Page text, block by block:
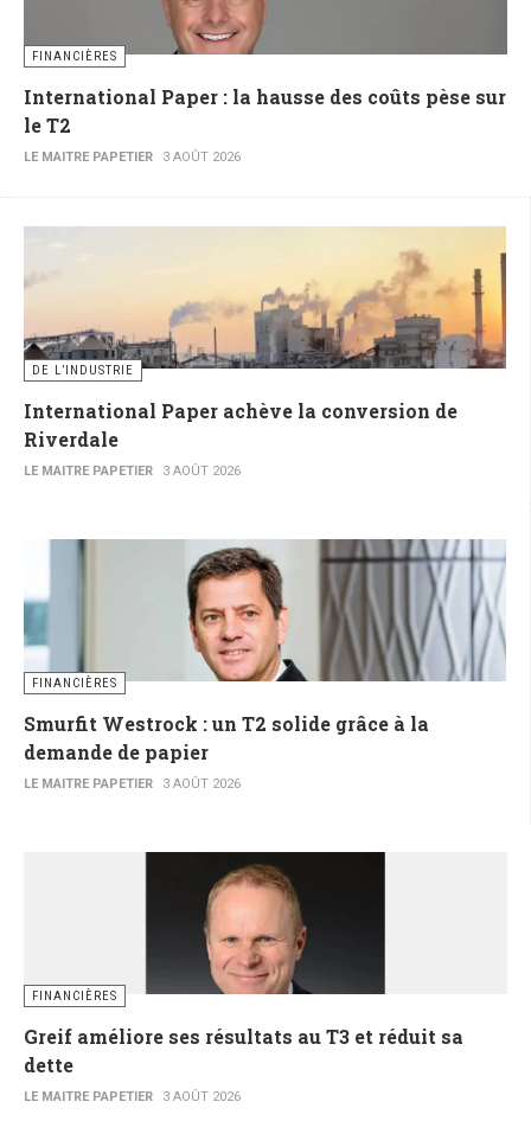
FINANCIÈRES
International Paper : la hausse des coûts pèse sur
le T2
LE MAITRE PAPETIER 3 AOÛT 2026
DE L’INDUSTRIE
International Paper achève la conversion de
Riverdale
LE MAITRE PAPETIER 3 AOÛT 2026
FINANCIÈRES
Smurfit Westrock : un T2 solide grâce à la
demande de papier
LE MAITRE PAPETIER 3 AOÛT 2026
FINANCIÈRES
Greif améliore ses résultats au T3 et réduit sa
dette
LE MAITRE PAPETIER 3 AOÛT 2026